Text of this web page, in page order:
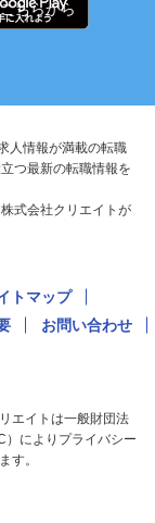
ちらから
人情報が満載の転職
つ最新の転職情報を
式会社クリエイトが
トマップ
お問い合わせ
エイトは一般財団法
）によりプライバシー
す。